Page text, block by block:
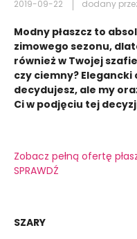
2019-09-22 dodany
Modny płaszcz to
zimowego sezonu,
również w Twojej
czy ciemny?
decydujesz, ale my
Ci w podjęciu tej
Zobacz pełną ofertę
SPRAWDŹ
SZARY